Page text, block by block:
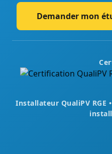
Demander mon
Installateur QualiPV RGE